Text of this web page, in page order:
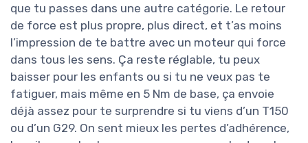
que tu passes dans une autre catégorie. Le retour
de force est plus propre, plus direct, et t’as moins
l’impression de te battre avec un moteur qui force
dans tous les sens. Ça reste réglable, tu peux
baisser pour les enfants ou si tu ne veux pas te
fatiguer, mais même en 5 Nm de base, ça envoie
déjà assez pour te surprendre si tu viens d’un T150
ou d’un G29. On sent mieux les pertes d’adhérence,